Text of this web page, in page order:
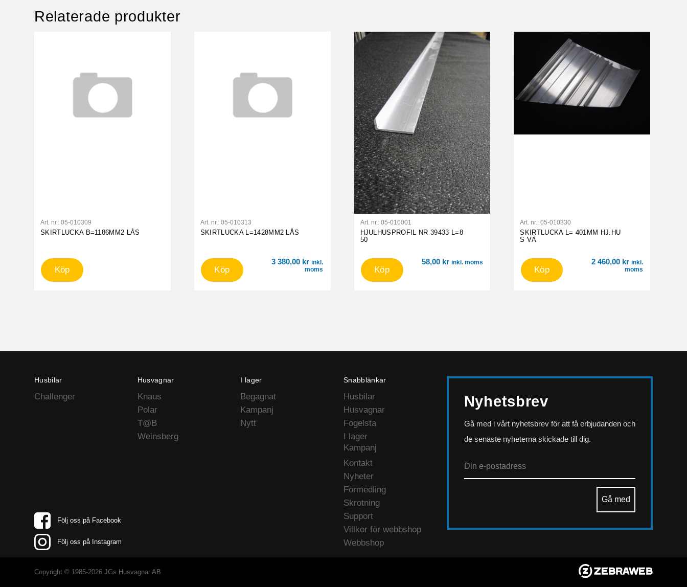
Relaterade produkter
Art. nr.: 05-010309
SKIRTLUCKA B=1186MM2 LÅS
Köp
Art. nr.: 05-010313
SKIRTLUCKA L=1428MM2 LÅS
3 380,00 kr inkl.
moms
Köp
Art. nr.: 05-010001
HJULHUSPROFIL NR 39433 L=8
50
58,00 kr inkl. moms
Köp
Art. nr.:05-010330
SKIRTLUCKA L= 401MM HJ.HU
S VÄ
2 460,00 kr inkl.
moms
Köp
Husbilar
Challenger
Husvagnar
Knaus
Polar
T@B
Weinsberg
I lager
Begagnat
Kampanj
Nytt
Snabblänkar
Husbilar
Husvagnar
Fogelsta
I lager
Kampanj
Kontakt
Nyheter
Förmedling
Skrotning
Support
Villkor för webbshop
Webbshop
Följ oss på Facebook
Följ oss på Instagram
Nyhetsbrev
Gå med i vårt nyhetsbrev för att få erbjudanden och
de senaste nyheterna skickade till dig.
Copyright © 1985-2026 JGs Husvagnar AB